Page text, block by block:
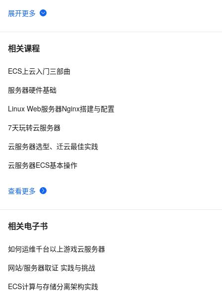
6
CentOS-7.2部署DNS域名解析服务器并进行相关配置测
7 报道称黑客利用微软IIS安全漏洞 入侵大学服务器
8 阿里云2核4G配置服务器可选实例及收费价格参考
10Android Socket与服务器通信通用Demo
相关课程
查看更多
ECS上云入门三部曲
服务器硬件基础
Linux Web服务器Nginx搭建与配置
7天玩转云服务器
云服务器选型、迁云最佳实践
云服务器ECS基本操作
相关电子书
如何运维千台以上游戏云服务器
网站/服务器取证 实践与挑战
ECS计算与存储分离架构实践